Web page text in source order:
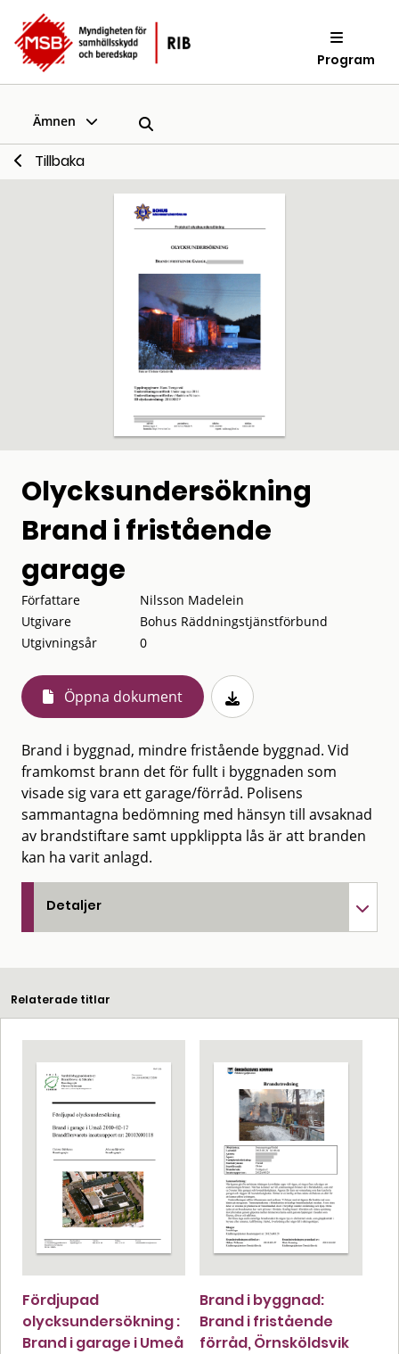
Program
Ämnen
Tillbaka
Olycksundersökning
Brand i fristående
garage
Författare
Nilsson Madelein
Utgivare
Bohus Räddningstjänstförbund
Utgivningsår
0
Öppna dokument
Brand i byggnad, mindre fristående byggnad. Vid
framkomst brann det för fullt i byggnaden som
visade sig vara ett garage/förråd. Polisens
sammantagna bedömning med hänsyn till avsaknad
av brandstiftare samt uppklippta lås är att branden
kan ha varit anlagd.
Detaljer
Relaterade titlar
Fördjupad
olycksundersökning :
Brand i garage i Umeå
Brand i byggnad:
Brand i fristående
förråd, Örnsköldsvik